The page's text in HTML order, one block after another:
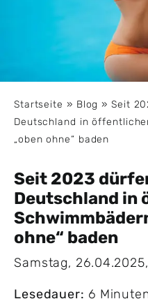
Startseite » Blog »Seit
Deutschland in
„oben ohne“ baden
Seit 2023
Deutschland in
ohne“ baden
Samstag,
Lesedauer: 6